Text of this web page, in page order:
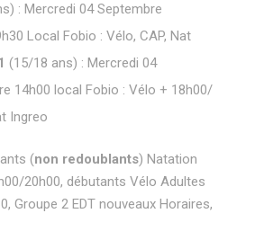
: Mercredi 04 Septembre
Local Fobio : Vélo, CAP, Nat
(15/18 ans) : Mercredi 04
14h00 local Fobio : Vélo + 18h00/
Ingreo
(non redoublants) Natation
20h00, débutants Vélo Adultes
Groupe 2 EDT nouveaux Horaires,